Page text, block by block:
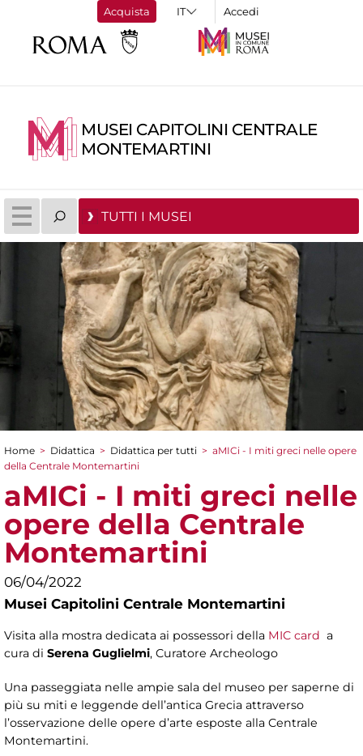
Acquista Accedi
MUSEI CAPITOLINI CENTRALE
MONTEMARTINI
TUTTI I MUSEI
Tu sei qui
Home > Didattica > Didattica per tutti > aMICi - I miti greci nelle opere
della Centrale Montemartini
aMICi - I miti greci nelle
opere della Centrale
Montemartini
06/04/2022
Musei Capitolini Centrale Montemartini
Visita alla mostra dedicata ai possessori della MIC card a
cura di Serena Guglielmi, Curatore Archeologo
Una passeggiata nelle ampie sala del museo per saperne di
più su miti e leggende dell’antica Grecia attraverso
l’osservazione delle opere d’arte esposte alla Centrale
Montemartini.